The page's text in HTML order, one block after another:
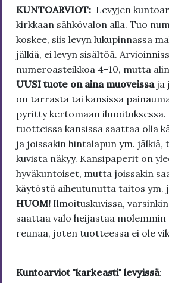
KUNTOARVIOT: Levyjen
kirkkaan sähkövalon alla. Tuo
koskee, siis levyn lukupinnassa
jälkiä, ei levyn sisältöä.
numeroasteikkoa 4-10, mutta
UUSI tuote on aina muoveissa ja
on tarrasta tai kansissa
pyritty kertomaan ilmoituksessa.
tuotteissa kansissa saattaa olla
ja joissakin hintalapun ym.
kuvista näkyy. Kansipaperit on
hyväkuntoiset, mutta joissakin
käytöstä aiheutunutta taitos ym.
HUOM! Ilmoituskuvissa, varsinkin
saattaa valo heijastaa
reunaa, joten tuotteessa ei ole
Kuntoarviot "karkeasti" levyissä: